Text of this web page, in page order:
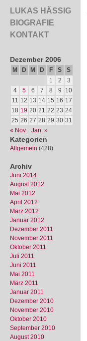
LUKAS HÄSSIG
BIOGRAFIE
KONTAKT
Dezember 2006
M D M D F S
S
1
2
3
4
5 6 7 8 9
10
11 12 13 14 15 16 17
18 19 20 21 22 23 24
25 26 27 28 29 30 31
« Nov.
Jan. »
Kategorien
Allgemein (428)
Archiv
Juni 2014
August 2012
Mai 2012
April 2012
März 2012
Januar 2012
Dezember 2011
November 2011
Oktober 2011
Juli 2011
Juni 2011
Mai 2011
März 2011
Januar 2011
Dezember 2010
November 2010
Oktober 2010
September 2010
August 2010